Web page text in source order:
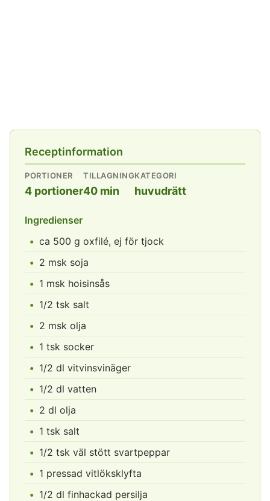
Receptinformation
PORTIONER
4 portioner
TILLAGNING
40 min
KATEGORI
huvudrätt
Ingredienser
ca 500 g oxfilé, ej för tjock
2 msk soja
1 msk hoisinsås
1/2 tsk salt
2 msk olja
1 tsk socker
1/2 dl vitvinsvinäger
1/2 dl vatten
2 dl olja
1 tsk salt
1/2 tsk väl stött svartpeppar
1 pressad vitlöksklyfta
1/2 dl finhackad persilja